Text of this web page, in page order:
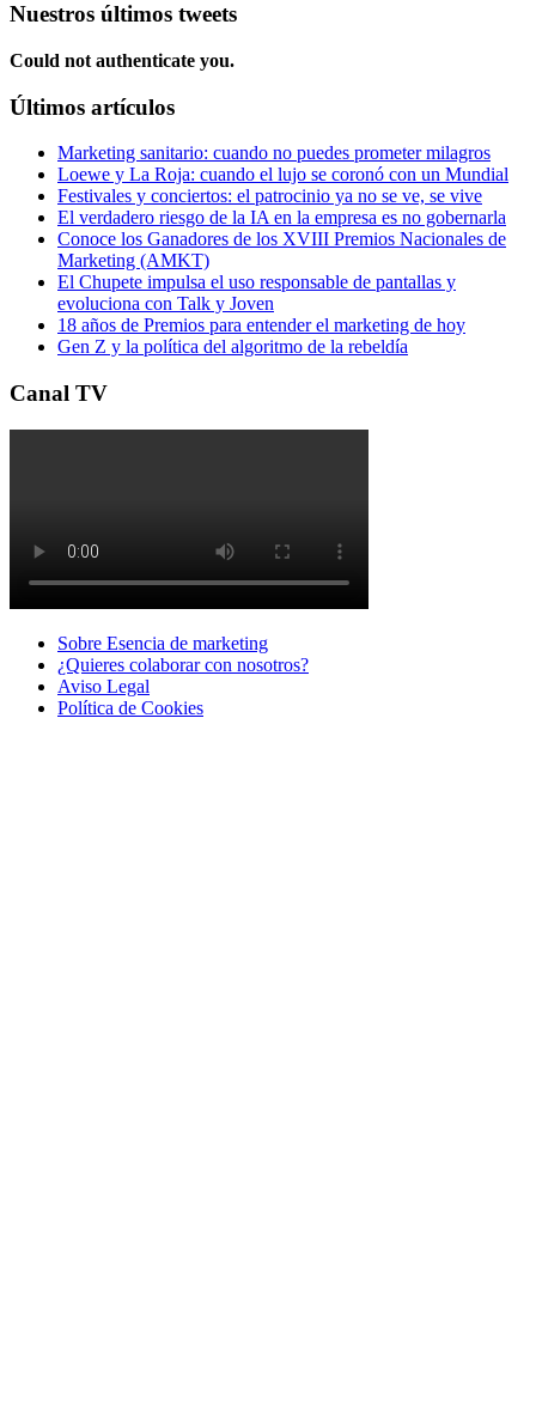
Nuestros últimos tweets
Could not authenticate you.
Últimos artículos
Marketing sanitario: cuando no puedes prometer milagros
Loewe y La Roja: cuando el lujo se coronó con un Mundial
Festivales y conciertos: el patrocinio ya no se ve, se vive
El verdadero riesgo de la IA en la empresa es no gobernarla
Conoce los Ganadores de los XVIII Premios Nacionales de
Marketing (AMKT)
El Chupete impulsa el uso responsable de pantallas y
evoluciona con Talk y Joven
18 años de Premios para entender el marketing de hoy
Gen Z y la política del algoritmo de la rebeldía
Canal TV
Sobre Esencia de marketing
¿Quieres colaborar con nosotros?
Aviso Legal
Polí­tica de Cookies